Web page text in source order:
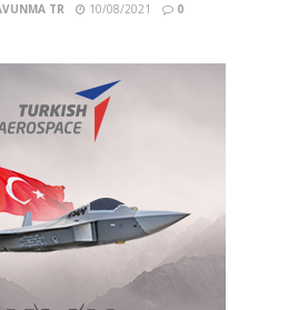
TR 10/08/2021 0